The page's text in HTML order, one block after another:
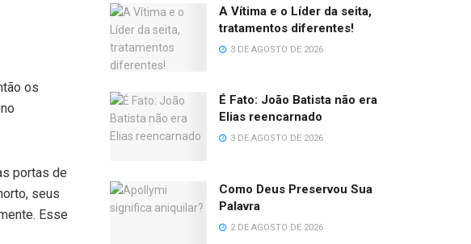
os
portas de
seus
Esse
A Vítima e o Líder da seita,
tratamentos diferentes!
3 DE AGOSTO DE 2026
É Fato: João Batista não era
Elias reencarnado
3 DE AGOSTO DE 2026
Como Deus Preservou Sua
Palavra
2 DE AGOSTO DE 2026